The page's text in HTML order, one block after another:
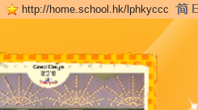
http://home.school.hk/lphkyccc